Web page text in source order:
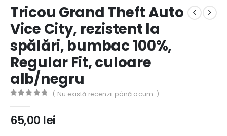
Tricou Grand Theft Auto
Vice City, rezistent la
spălări, bumbac 100%,
Regular Fit, culoare
alb/negru
( Nu există recenzii până acum. )
65,00 lei